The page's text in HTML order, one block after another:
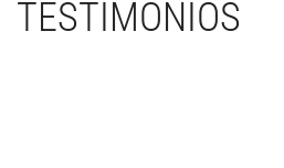
TESTIMONIOS